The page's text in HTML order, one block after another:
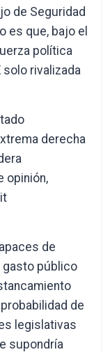
de Seguridad
es que, bajo el
política
solo rivalizada
derecha
opinión,
de
gasto público
de
legislativas
supondría